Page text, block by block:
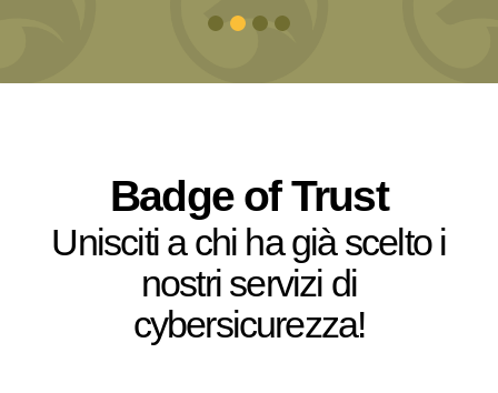
Badge of Trust
Unisciti a chi ha già scelto i
nostri servizi di
cybersicurezza!